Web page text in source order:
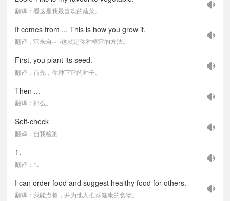
翻译：看这是我最喜欢的蔬菜。
It comes from ... This is how you grow it.
翻译：它来自······这就是你种植它的方法。
First, you plant its seed.
翻译：首先，你种下它的种子。
Then ...
翻译：那么。
Self-check
翻译：自我检测
1.
翻译：1.
I can order food and suggest healthy food for others.
翻译：我能点餐，并为他人推荐健康的食物。